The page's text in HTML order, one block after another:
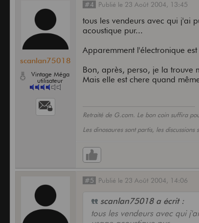
scanlan75018
Vintage Méga
utilisateur
#4 Publié le 23 Août 2004, 13:45
tous les vendeurs avec qui j'ai
acoustique pur...
Apparemment l'électronique
Bon, après, perso, je la trouve
Mais elle est chere quand
Retraité de G.com. Le bon coin suffira
Les dinosaures sont partis, les
#5 Publié le 23 Août 2004, 14:06
scanlan75018 a écrit :
tous les vendeurs avec qui